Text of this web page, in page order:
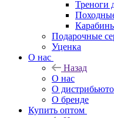
Треноги
Подарочные
Уценка
О нас
Назад
О нас
О
О бренде
Купить оптом